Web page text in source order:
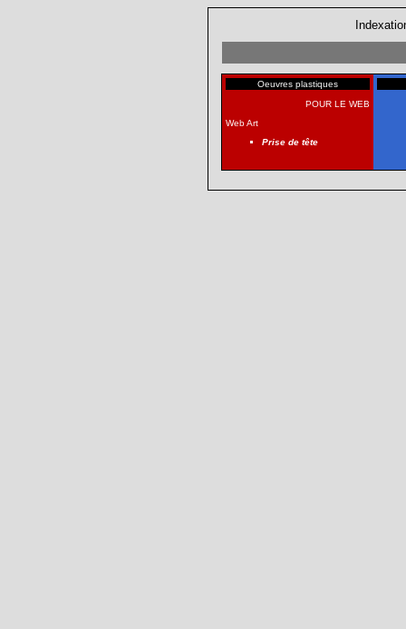
Oeuvres plastiques
POUR LE WEB
Web Art
Prise de tête